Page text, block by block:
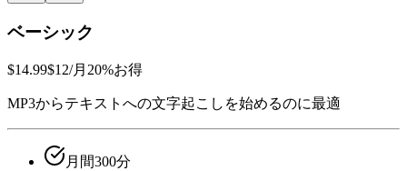
ベーシック
$14.99$12/月 20%お得
MP3からテキストへの文字起こしを始めるのに最適
月間300分